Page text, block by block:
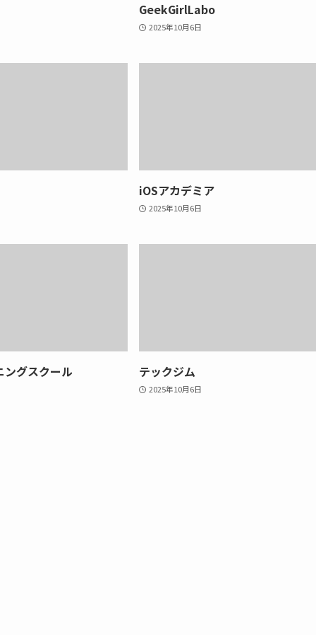
GeekGirlLabo
2025年10月6日
iOSアカデミア
2025年10月6日
ングスクール テックジム
2025年10月6日